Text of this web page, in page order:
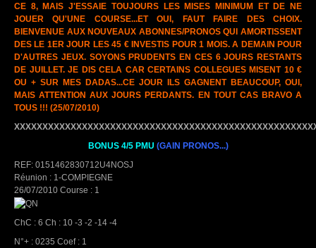
CE 8, MAIS J'ESSAIE TOUJOURS LES MISES MINIMUM ET DE NE
JOUER QU'UNE COURSE...ET OUI, FAUT FAIRE DES CHOIX.
BIENVENUE AUX NOUVEAUX ABONNES/PRONOS QUI AMORTISSENT
DES LE 1ER JOUR LES 45 € INVESTIS POUR 1 MOIS. A DEMAIN POUR
D'AUTRES JEUX. SOYONS PRUDENTS EN CES 6 JOURS RESTANTS
DE JUILLET. JE DIS CELA CAR CERTAINS COLLEGUES MISENT 10 €
OU + SUR MES DADAS...CE JOUR ILS GAGNENT BEAUCOUP, OUI,
MAIS ATTENTION AUX JOURS PERDANTS. EN TOUT CAS BRAVO A
TOUS !!! (25/07/2010)
BONUS 4/5 PMU (GAIN PRONOS...)
REF: 0151462830712U4NOSJ
Réunion : 1-COMPIEGNE
26/07/2010 Course : 1
ChC : 6 Ch : 10 -3 -2 -14 -4
N°+ : 0235 Coef : 1